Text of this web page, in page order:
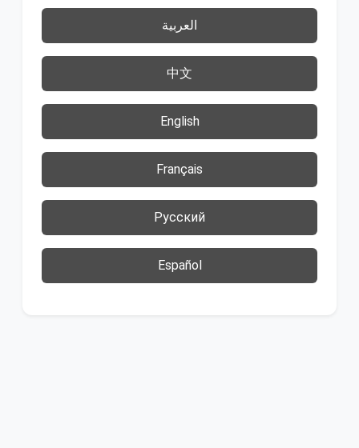
العربية
中文
English
Français
Русский
Español